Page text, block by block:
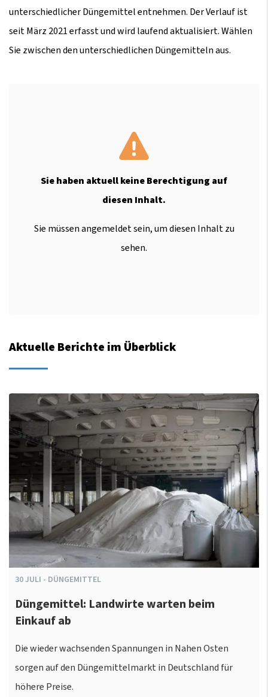
unterschiedlicher Düngemittel entnehmen. Der Verlauf ist
seit März 2021 erfasst und wird laufend aktualisiert. Wählen
Sie zwischen den unterschiedlichen Düngemitteln aus.
Sie haben aktuell keine Berechtigung auf
diesen Inhalt.
Sie müssen angemeldet sein, um diesen Inhalt zu
sehen.
Aktuelle Berichte im Überblick
30JULI - DÜNGEMITTEL
Düngemittel: Landwirte warten beim
Einkauf ab
Die wieder wachsenden Spannungen in Nahen Osten
sorgen auf den Düngemittelmarkt in Deutschland für
höhere Preise.